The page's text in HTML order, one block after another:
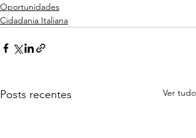
Oportunidades
Cidadania Italiana
Posts recentes Ver tudo